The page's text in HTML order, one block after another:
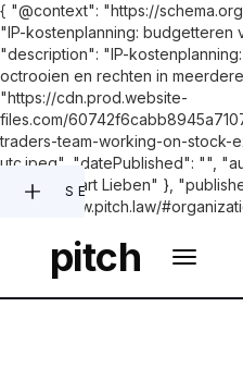
{ "@context": "https://
"IP-kostenplanning: budgetteren
"description": "IP-
octrooien en rechten in
"https://cdn.prod.website-
files.com/
traders-team-working-on-stock-
utc.jpeg", "datePublished": "",
"name": "Bart Lieben" },
"https://www.pitch.law/
pitch
SEARCH